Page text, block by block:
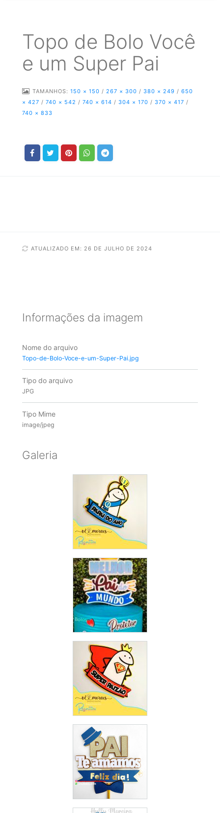
Topo de Bolo Você
e um Super Pai
TAMANHOS: 150 × 150 / 267 × 300 / 380 × 249 / 650
× 427 / 740 × 542 / 740 × 614 / 304 × 170 / 370 × 417 /
740 × 833
ATUALIZADO EM: 26 DE JULHO DE 2024
Informações da imagem
Nome do arquivo
Topo-de-Bolo-Voce-e-um-Super-Pai.jpg
Tipo do arquivo
JPG
Tipo Mime
image/jpeg
Galeria